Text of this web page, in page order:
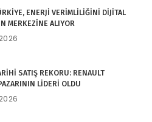
ENERJİ VERİMLİLİĞİNİ DİJİTAL
MERKEZİNE ALIYOR
SATIŞ REKORU: RENAULT
LİDERİ OLDU